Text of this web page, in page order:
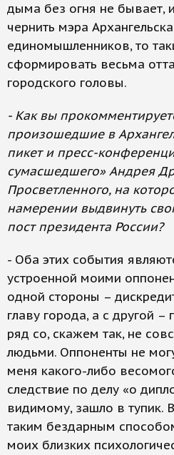
дыма без огня не бывает,
чернить мэра
единомышленников, то
сформировать весьма
городского головы.
- Как вы
произошедшие в
пикет и пресс-
сумасшедшего» Андрея
Просветленного, на
намерении выдвинуть
пост президента России?
- Оба этих события
устроенной моими
одной стороны –
главу города, а с другой
ряд со, скажем так, не
людьми. Оппоненты не
меня какого-либо
следствие по делу «о
видимому, зашло в тупик.
таким бездарным
моих близких